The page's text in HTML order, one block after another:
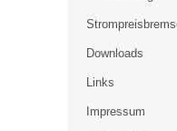
Downloads
Links
Impressum